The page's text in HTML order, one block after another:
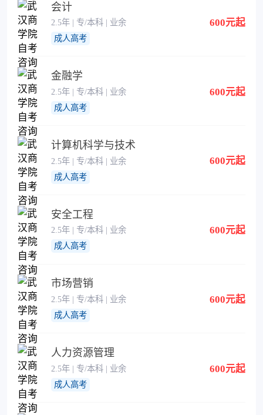
会计
2.5年 | 专/本科 | 业余
成人高考
600元起
金融学
2.5年 | 专/本科 | 业余
成人高考
600元起
计算机科学与技术
2.5年 | 专/本科 | 业余
成人高考
600元起
安全工程
2.5年 | 专/本科 | 业余
成人高考
600元起
市场营销
2.5年 | 专/本科 | 业余
成人高考
600元起
人力资源管理
2.5年 | 专/本科 | 业余
成人高考
600元起